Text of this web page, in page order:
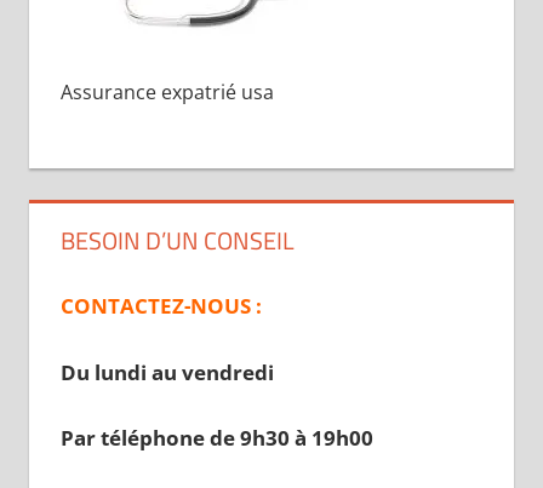
Assurance expatrié usa
BESOIN D’UN CONSEIL
CONTACTEZ-NOUS :
Du lundi au vendredi
Par téléphone de 9h30 à 19h00